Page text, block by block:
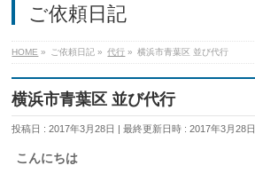
ご依頼日記
HOME » ご依頼日記 » 代行 » 横浜市青葉区 並び代行
横浜市青葉区 並び代行
投稿日 : 2017年3月28日 最終更新日時 : 2017年3月28日
こんにちは